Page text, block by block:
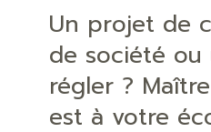
Un projet de
de société
régler ?
est à votre